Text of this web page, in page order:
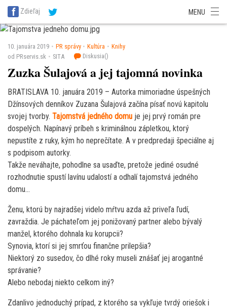
SITA Energetika
SITA Potravinárstvo
Zdieľaj MENU
10. januára 2019 PR správy Kultúra
Knihy
od PRservis.sk
SITA Diskusia()
Zuzka Šulajová a jej tajomná novinka
BRATISLAVA 10. januára 2019 – Autorka mimoriadne úspešných
Džínsových denníkov Zuzana Šulajová začína písať novú kapitolu
svojej tvorby. Tajomstvá jedného domu je jej prvý román pre
dospelých. Napínavý príbeh s kriminálnou zápletkou, ktorý
nepustíte z ruky, kým ho neprečítate. A v predpredaji špeciálne aj
s podpisom autorky.
Takže neváhajte, pohodlne sa usaďte, pretože jediné osudné
rozhodnutie spustí lavínu udalostí a odhalí tajomstvá jedného
domu…
Ženu, ktorú by najradšej videlo mŕtvu azda až priveľa ľudí,
zavraždia. Je páchateľom jej ponižovaný partner alebo bývalý
manžel, ktorého dohnala ku korupcii?
Synovia, ktorí si jej smrťou finančne prilepšia?
Niektorý zo susedov, čo dlhé roky museli znášať jej arogantné
správanie?
Alebo nebodaj niekto celkom iný?
Zdanlivo jednoduchý prípad, z ktorého sa vykľuje tvrdý oriešok i